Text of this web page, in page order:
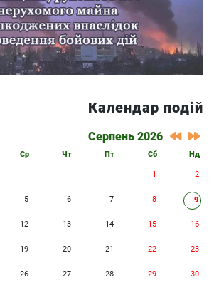
Календар подій
Серпень 2026
Ср Чт Пт Сб Нд
1 2
5 6 7 8 9
12 13 14 15 16
19 20 21 22 23
26 27 28 29 30